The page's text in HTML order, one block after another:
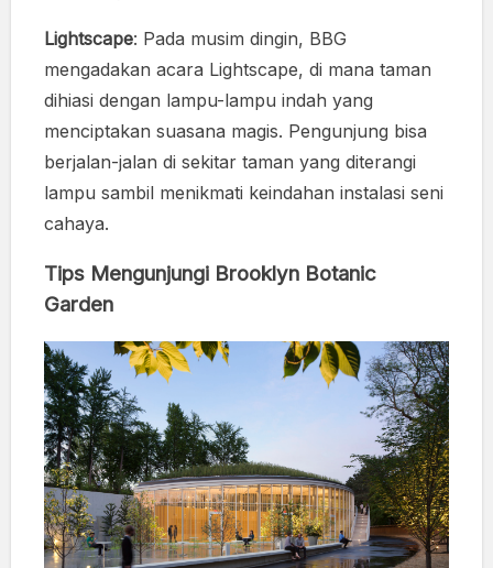
Lightscape: Pada musim dingin, BBG
mengadakan acara Lightscape, di mana taman
dihiasi dengan lampu-lampu indah yang
menciptakan suasana magis. Pengunjung bisa
berjalan-jalan di sekitar taman yang diterangi
lampu sambil menikmati keindahan instalasi seni
cahaya.
Tips Mengunjungi Brooklyn Botanic
Garden